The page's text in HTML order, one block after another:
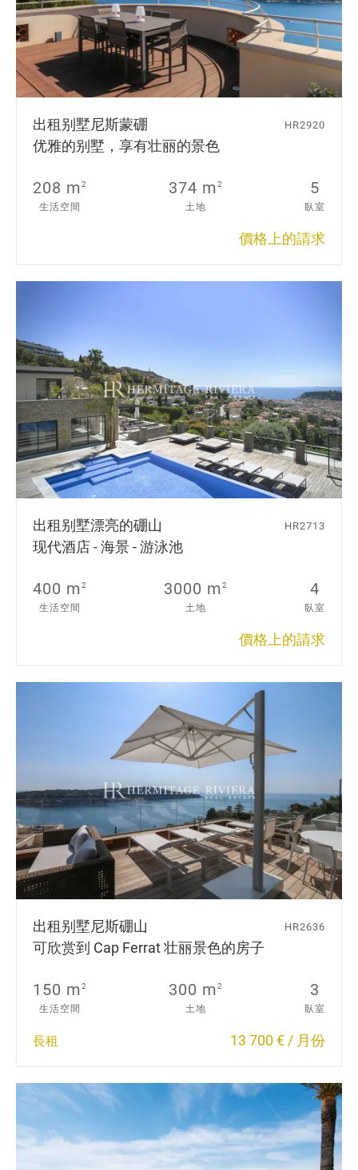
出租别墅尼斯蒙硼
优雅的别墅，享有壮丽的景色
HR2920
208 m2
生活空間
374 m2
土地
5
臥室
價格上的請求
出租别墅漂亮的硼山
现代酒店 - 海景 - 游泳池
HR2713
400 m2
生活空間
3000 m2
土地
4
臥室
價格上的請求
出租别墅尼斯硼山
可欣赏到 Cap Ferrat 壮丽景色的房子
HR2636
150 m2
生活空間
300 m2
土地
3
臥室
長租 13 700 € / 月份